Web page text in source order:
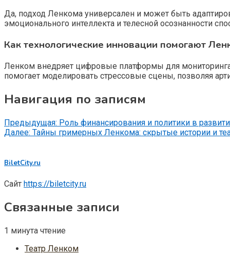
Да, подход Ленкома универсален и может быть
эмоционального интеллекта и телесной осознанности
Как технологические инновации помогают
Ленком внедряет цифровые платформы для мониторинга
помогает моделировать стрессовые сцены, позволяя
Навигация по записям
Предыдущая: Роль финансирования и политики в
Далее: Тайны гримерных Ленкома: скрытые истории и
BiletCity.ru
Сайт https://biletcity.ru
Связанные записи
1 минута чтение
Театр Ленком